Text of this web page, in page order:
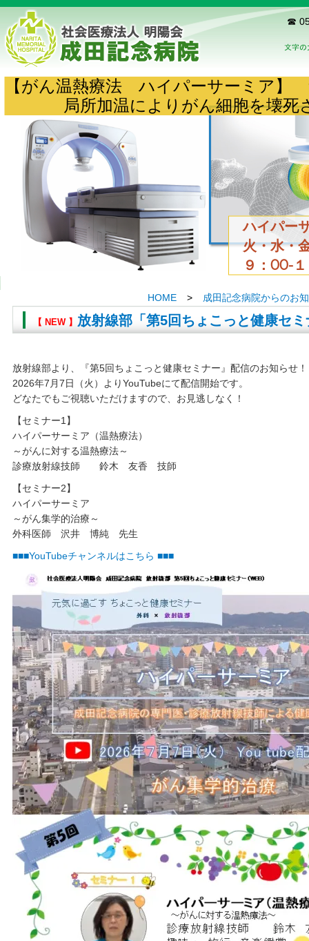
☎
【がん温熱療法 ハイパーサーミア
局所加温によりがん細胞を壊
ハイパー
火・水・
９：00-
HOME > 成田記念病院からのお
【 NEW 】 放射線部「第5回ちょこっと健康セ
放射線部より、『第5回ちょこっと健康セミナー』配信のお知らせ！
2026年7月7日（火）よりYouTubeにて配信開始です。
どなたでもご視聴いただけますので、お見逃しなく！
【セミナー1】
ハイパーサーミア（温熱療法）
～がんに対する温熱療法～
診療放射線技師 鈴木 友香 技師
【セミナー2】
ハイパーサーミア
～がん集学的治療～
外科医師 沢井 博純 先生
■■■YouTubeチャンネルはこちら ■■■